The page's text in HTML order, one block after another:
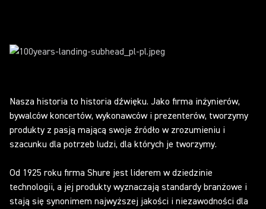
Nasza historia to historia dźwięku. Jako firma inżynierów,
bywalców koncertów, wykonawców i prezenterów, tworzymy
produkty z pasją mającą swoje źródło w zrozumieniu i
szacunku dla potrzeb ludzi, dla których je tworzymy.
Od 1925 roku firma Shure jest liderem w dziedzinie
technologii, a jej produkty wyznaczają standardy branżowe i
stają się synonimem najwyższej jakości i niezawodności dla